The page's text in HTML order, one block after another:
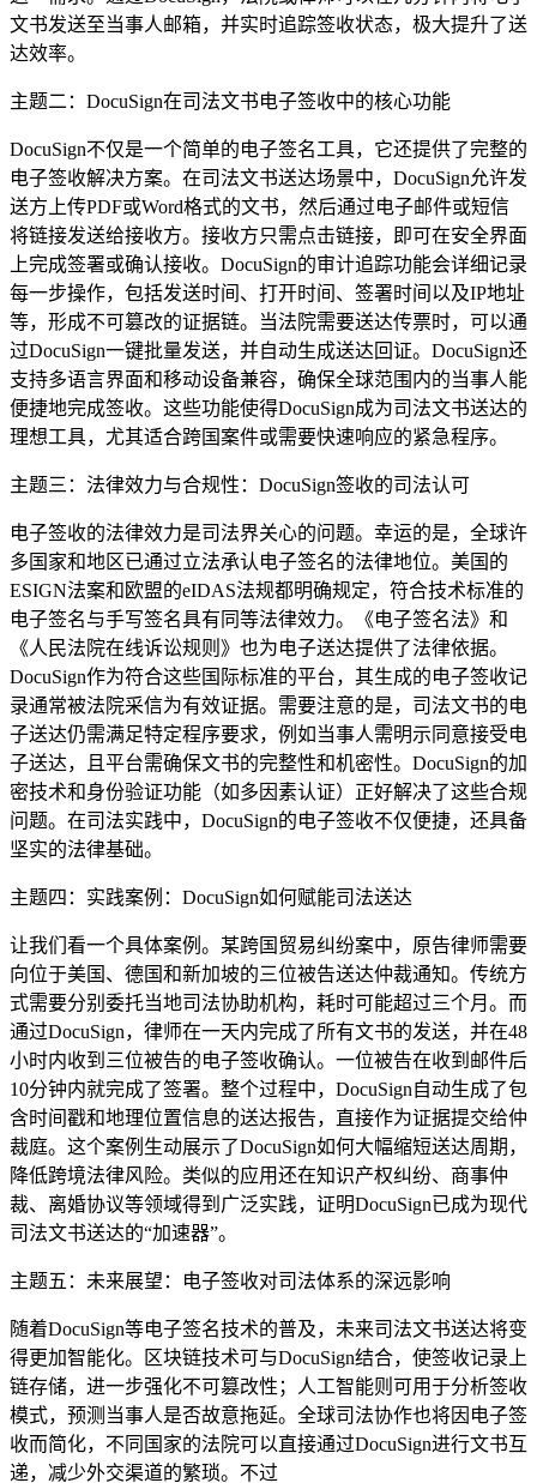
文书发送至当事人邮箱，并实时追踪签收状态，极大提升了送
达效率。
主题二：DocuSign在司法文书电子签收中的核心功能
DocuSign不仅是一个简单的电子签名工具，它还提供了完整的
电子签收解决方案。在司法文书送达场景中，DocuSign允许发
送方上传PDF或Word格式的文书，然后通过电子邮件或短信
将链接发送给接收方。接收方只需点击链接，即可在安全界面
上完成签署或确认接收。DocuSign的审计追踪功能会详细记录
每一步操作，包括发送时间、打开时间、签署时间以及IP地址
等，形成不可篡改的证据链。当法院需要送达传票时，可以通
过DocuSign一键批量发送，并自动生成送达回证。DocuSign还
支持多语言界面和移动设备兼容，确保全球范围内的当事人能
便捷地完成签收。这些功能使得DocuSign成为司法文书送达的
理想工具，尤其适合跨国案件或需要快速响应的紧急程序。
主题三：法律效力与合规性：DocuSign签收的司法认可
电子签收的法律效力是司法界关心的问题。幸运的是，全球许
多国家和地区已通过立法承认电子签名的法律地位。美国的
ESIGN法案和欧盟的eIDAS法规都明确规定，符合技术标准的
电子签名与手写签名具有同等法律效力。《电子签名法》和
《人民法院在线诉讼规则》也为电子送达提供了法律依据。
DocuSign作为符合这些国际标准的平台，其生成的电子签收记
录通常被法院采信为有效证据。需要注意的是，司法文书的电
子送达仍需满足特定程序要求，例如当事人需明示同意接受电
子送达，且平台需确保文书的完整性和机密性。DocuSign的加
密技术和身份验证功能（如多因素认证）正好解决了这些合规
问题。在司法实践中，DocuSign的电子签收不仅便捷，还具备
坚实的法律基础。
主题四：实践案例：DocuSign如何赋能司法送达
让我们看一个具体案例。某跨国贸易纠纷案中，原告律师需要
向位于美国、德国和新加坡的三位被告送达仲裁通知。传统方
式需要分别委托当地司法协助机构，耗时可能超过三个月。而
通过DocuSign，律师在一天内完成了所有文书的发送，并在48
小时内收到三位被告的电子签收确认。一位被告在收到邮件后
10分钟内就完成了签署。整个过程中，DocuSign自动生成了包
含时间戳和地理位置信息的送达报告，直接作为证据提交给仲
裁庭。这个案例生动展示了DocuSign如何大幅缩短送达周期，
降低跨境法律风险。类似的应用还在知识产权纠纷、商事仲
裁、离婚协议等领域得到广泛实践，证明DocuSign已成为现代
司法文书送达的“加速器”。
主题五：未来展望：电子签收对司法体系的深远影响
随着DocuSign等电子签名技术的普及，未来司法文书送达将变
得更加智能化。区块链技术可与DocuSign结合，使签收记录上
链存储，进一步强化不可篡改性；人工智能则可用于分析签收
模式，预测当事人是否故意拖延。全球司法协作也将因电子签
收而简化，不同国家的法院可以直接通过DocuSign进行文书互
递，减少外交渠道的繁琐。不过